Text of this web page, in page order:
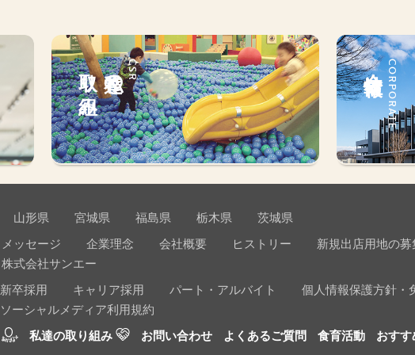
CSR
私達の
取り組み CORPORATE
会社情報
山形県 宮城県 福島県 栃木県
茨城県
メッセージ 企業理念 会社概要 ヒストリー 新規出店用地の募
株式会社サンエー
新卒採用 キャリア採用 パート・アルバイト
個人情報保護方針・
ソーシャルメディア利用規約
私達の取り組み お問い合わせ よくあるご質問 食育活動
おす